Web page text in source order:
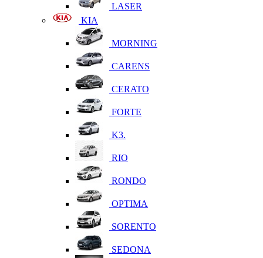
LASER
KIA
MORNING
CARENS
CERATO
FORTE
K3.
RIO
RONDO
OPTIMA
SORENTO
SEDONA